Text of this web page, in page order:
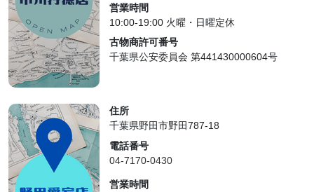
営業時間
10:00-19:00 火曜・日曜定休
古物商許可番号
千葉県公安委員会 第441430000604号
住所
千葉県野田市野田787-18
電話番号
04-7170-0430
営業時間